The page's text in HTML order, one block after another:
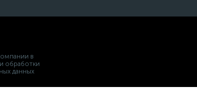
в
обработки
данных